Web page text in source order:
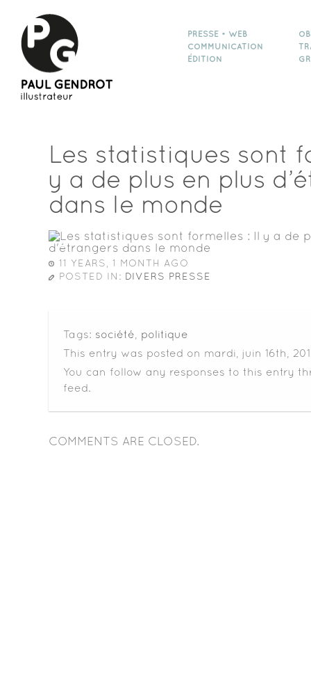
PRESSE • WEB
COMMUNICATION
ÉDITION
Les statistiques sont
y a de plus en plus
dans le monde
11 YEARS, 1 MONTH AGO
POSTED IN: DIVERS PRESSE
Tags: société
politique
This entry was posted on mardi, juin 16th,
You can follow any responses to this entry
feed.
COMMENTS ARE CLOSED.